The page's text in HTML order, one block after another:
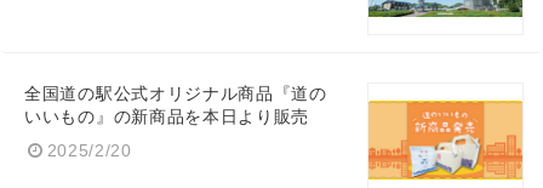
全国道の駅公式オリジナル商品『道の
いいもの』の新商品を本日より販売
2025/2/20